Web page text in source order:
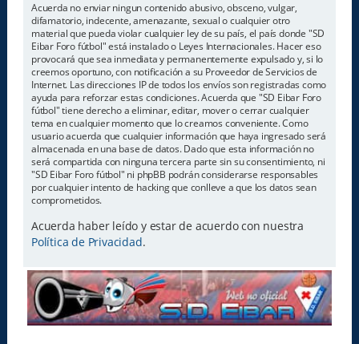
Acuerda no enviar ningun contenido abusivo, obsceno, vulgar,
difamatorio, indecente, amenazante, sexual o cualquier otro
material que pueda violar cualquier ley de su país, el país donde "SD
Eibar Foro fútbol" está instalado o Leyes Internacionales. Hacer eso
provocará que sea inmediata y permanentemente expulsado y, si lo
creemos oportuno, con notificación a su Proveedor de Servicios de
Internet. Las direcciones IP de todos los envíos son registradas como
ayuda para reforzar estas condiciones. Acuerda que "SD Eibar Foro
fútbol" tiene derecho a eliminar, editar, mover o cerrar cualquier
tema en cualquier momento que lo creamos conveniente. Como
usuario acuerda que cualquier información que haya ingresado será
almacenada en una base de datos. Dado que esta información no
será compartida con ninguna tercera parte sin su consentimiento, ni
"SD Eibar Foro fútbol" ni phpBB podrán considerarse responsables
por cualquier intento de hacking que conlleve a que los datos sean
comprometidos.
Acuerda haber leído y estar de acuerdo con nuestra
Política de Privacidad.